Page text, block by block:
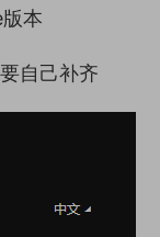
本
自己补齐